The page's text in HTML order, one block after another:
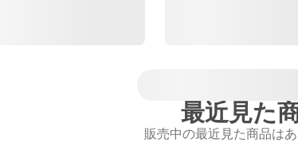
最近見た
販売中の最近見た商品はあ